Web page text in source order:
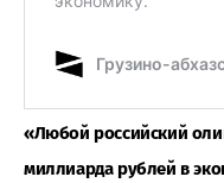
«Любой российский
миллиарда рублей в